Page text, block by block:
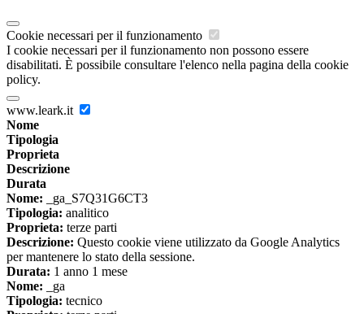
Cookie necessari per il funzionamento
I cookie necessari per il funzionamento non possono essere
disabilitati. È possibile consultare l'elenco nella pagina della cookie
policy.
www.leark.it
Nome
Tipologia
Proprieta
Descrizione
Durata
Nome: _ga_S7Q31G6CT3
Tipologia: analitico
Proprieta: terze parti
Descrizione: Questo cookie viene utilizzato da Google Analytics
per mantenere lo stato della sessione.
Durata: 1 anno 1 mese
Nome: _ga
Tipologia: tecnico